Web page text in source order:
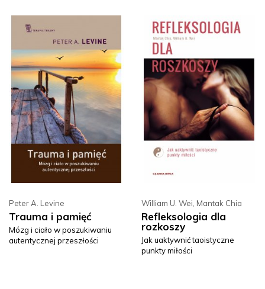
Peter A. Levine
Trauma i pamięć
Mózg i ciało w poszukiwaniu
autentycznej przeszłości
William U. Wei Mantak Chia
Refleksologia dla
rozkoszy
Jak uaktywnić taoistyczne
punkty miłości